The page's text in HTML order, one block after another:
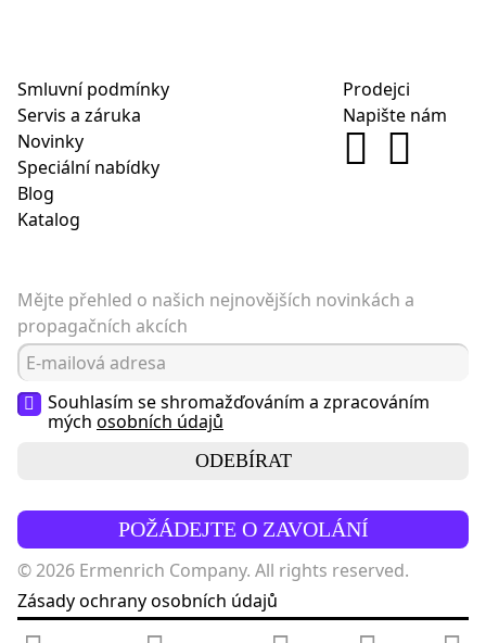
Smluvní podmínky
Servis a záruka
Novinky
Speciální nabídky
Blog
Katalog
Prodejci
Napište nám
Mějte přehled o našich nejnovějších novinkách a
propagačních akcích
Souhlasím se shromažďováním a zpracováním
mých osobních údajů
ODEBÍRAT
POŽÁDEJTE O ZAVOLÁNÍ
© 2026 Ermenrich Company. All rights reserved.
Zásady ochrany osobních údajů